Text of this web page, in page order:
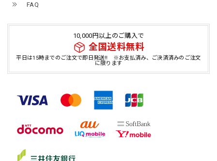
FAQ
10,000円以上のご購入で
全国送料無料
平日は15時までのご注文で即日発送!! ※お支払済み、ご決済済みのご注文
に限ります